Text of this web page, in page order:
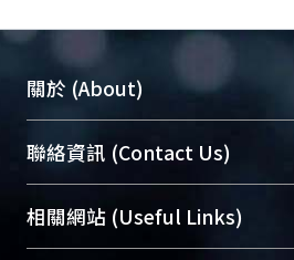
關於 (About)
臺大位居世界頂尖大學之列
展現本校豐碩的研究成果及
機構典藏（NTUR）與學術庫
台，成為臺大學術典藏NTU
聯絡資訊 (Contact Us)
總館學科館員(Main Library)
醫學圖書館學科館員(Medical
相關網站 (Useful Links)